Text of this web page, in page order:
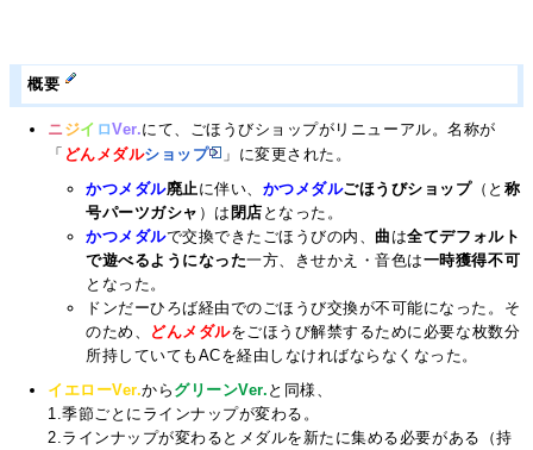
概要
ニ ジイ ロVer.にて、ごほうびショップがリニューアル。名称が
「 どんメダルショップ
」に変更された。
かつメダル廃止 に伴い、 かつメダルごほうびショップ（と 称
号パーツガシャ ）は 閉店 となった。
かつメダルで交換できたごほうびの内、 曲 は全てデフォルト
で遊べるようになった一方、きせかえ・音色は一時獲得不可
となった。
ドンだーひろば経由でのごほうび交換が不可能になった。そ
のため、
どんメダルをごほうび解禁するために必要な枚数分
所持していてもACを経由しなければならなくなった。
イエローVer.から グリーンVer. と同様、
1.季節ごとにラインナップが変わる。
2.ラインナップが変わるとメダルを新たに集める必要がある（持